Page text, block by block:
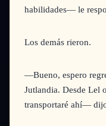
habilidades— le
Los demás rieron.
—Bueno, espero
Jutlandia. Desde Lel
transportaré ahí—